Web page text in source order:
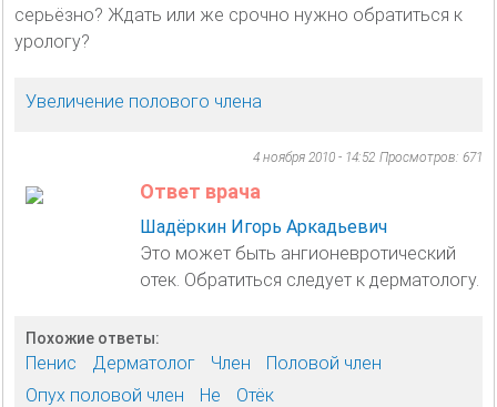
серьёзно? Ждать или же срочно нужно обратиться к
урологу?
Увеличение полового члена
4 ноября 2010 - 14:52 Просмотров: 671
Ответ врача
Шадёркин Игорь Аркадьевич
Это может быть ангионевротический
отек. Обратиться следует к дерматологу.
Похожие ответы:
Пенис Дерматолог Член
Половой член
Опух половой член
Не
Отёк